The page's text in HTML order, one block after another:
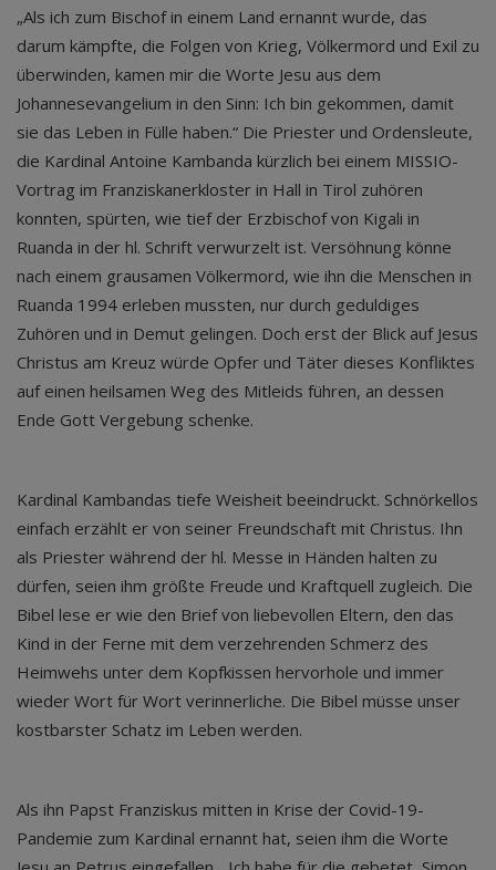
„Als ich zum Bischof in einem Land ernannt wurde, das
darum kämpfte, die Folgen von Krieg, Völkermord und Exil zu
überwinden, kamen mir die Worte Jesu aus dem
Johannesevangelium in den Sinn: Ich bin gekommen, damit
sie das Leben in Fülle haben.“ Die Priester und Ordensleute,
die Kardinal Antoine Kambanda kürzlich bei einem MISSIO-
Vortrag im Franziskanerkloster in Hall in Tirol zuhören
konnten, spürten, wie tief der Erzbischof von Kigali in
Ruanda in der hl. Schrift verwurzelt ist. Versöhnung könne
nach einem grausamen Völkermord, wie ihn die Menschen in
Ruanda 1994 erleben mussten, nur durch geduldiges
Zuhören und in Demut gelingen. Doch erst der Blick auf Jesus
Christus am Kreuz würde Opfer und Täter dieses Konfliktes
auf einen heilsamen Weg des Mitleids führen, an dessen
Ende Gott Vergebung schenke.
Kardinal Kambandas tiefe Weisheit beeindruckt. Schnörkellos
einfach erzählt er von seiner Freundschaft mit Christus. Ihn
als Priester während der hl. Messe in Händen halten zu
dürfen, seien ihm größte Freude und Kraftquell zugleich. Die
Bibel lese er wie den Brief von liebevollen Eltern, den das
Kind in der Ferne mit dem verzehrenden Schmerz des
Heimwehs unter dem Kopfkissen hervorhole und immer
wieder Wort für Wort verinnerliche. Die Bibel müsse unser
kostbarster Schatz im Leben werden.
Als ihn Papst Franziskus mitten in Krise der Covid-19-
Pandemie zum Kardinal ernannt hat, seien ihm die Worte